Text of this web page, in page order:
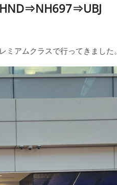
アムクラスで行ってきました。